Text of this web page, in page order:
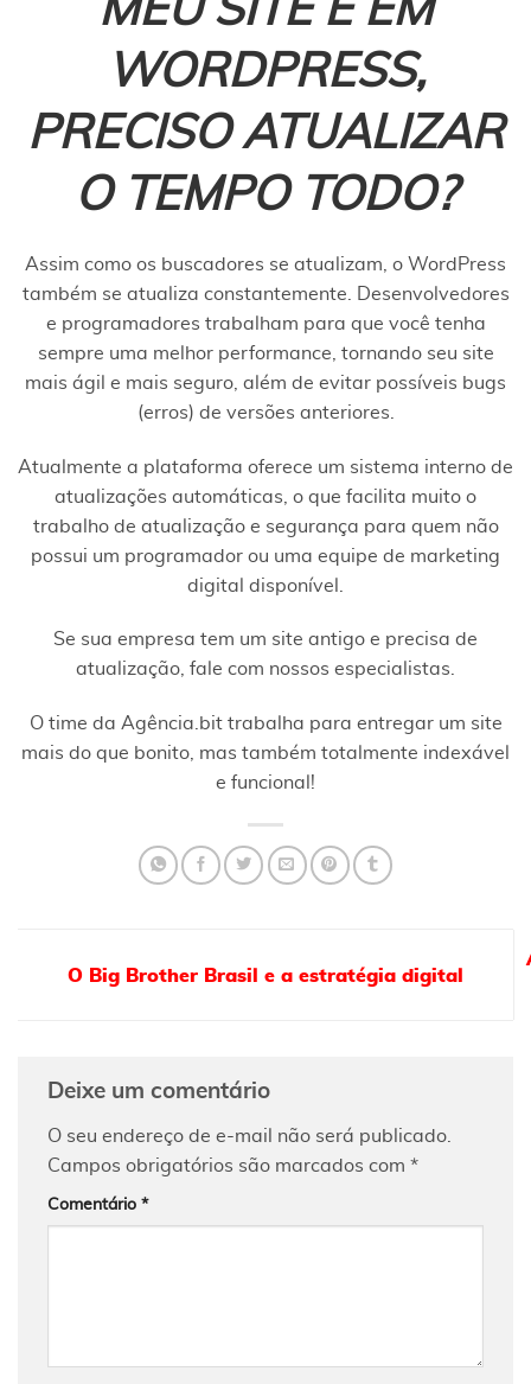
MEU SITE É EM
WORDPRESS,
PRECISO ATUALIZAR
O TEMPO TODO?
Assim como os buscadores se atualizam, o WordPress
também se atualiza constantemente. Desenvolvedores
e programadores trabalham para que você tenha
sempre uma melhor performance, tornando seu site
mais ágil e mais seguro, além de evitar possíveis bugs
(erros) de versões anteriores.
Atualmente a plataforma oferece um sistema interno de
atualizações automáticas, o que facilita muito o
trabalho de atualização e segurança para quem não
possui um programador ou uma equipe de marketing
digital disponível.
Se sua empresa tem um site antigo e precisa de
atualização, fale com nossos especialistas.
O time da Agência.bit trabalha para entregar um site
mais do que bonito, mas também totalmente indexável
e funcional!
O Big Brother Brasil e a estratégia digital
Deixe um comentário
O seu endereço de e-mail não será publicado.
Campos obrigatórios são marcados com *
Comentário *